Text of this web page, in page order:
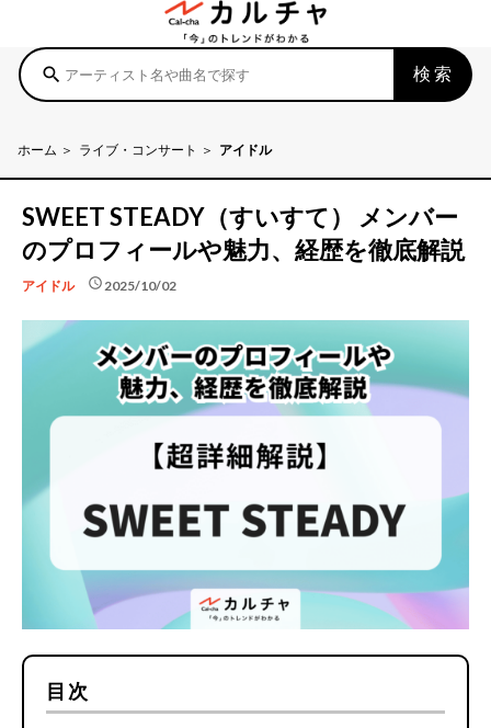
search 検索
ホーム ライブ・コンサート アイドル
SWEET STEADY（すいすて） メンバー
のプロフィールや魅力、経歴を徹底解説
アイドル schedule 2025/10/02
目次